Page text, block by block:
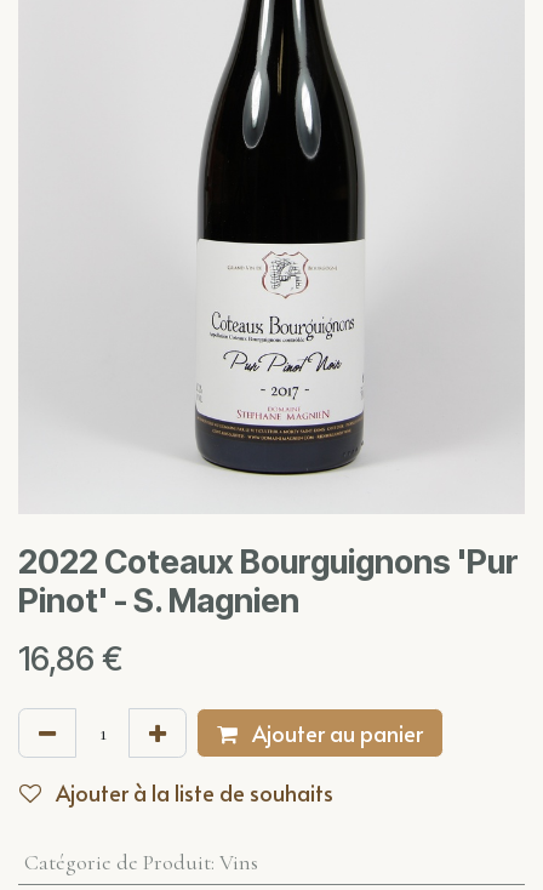
2022 Coteaux Bourguignons 'Pur
Pinot' - S. Magnien
16,86 €
Ajouter au panier
Ajouter à la liste de souhaits
Catégorie de Produit: Vins